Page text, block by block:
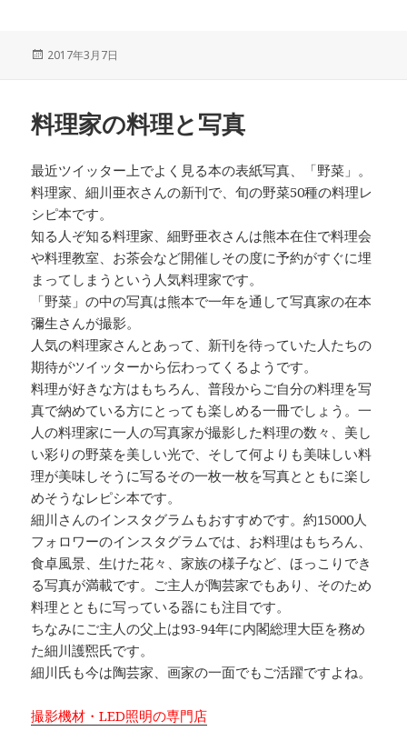
投
2017年3月7日
料理家の料理と写真
最近ツイッター上でよく見る本の表紙写真、「野菜」。
料理家、細川亜衣さんの新刊で、旬の野菜50種の料理レ
シピ本です。
知る人ぞ知る料理家、細野亜衣さんは熊本在住で料理会
や料理教室、お茶会など開催しその度に予約がすぐに埋
まってしまうという人気料理家です。
「野菜」の中の写真は熊本で一年を通して写真家の在本
彌生さんが撮影。
人気の料理家さんとあって、新刊を待っていた人たちの
期待がツイッターから伝わってくるようです。
料理が好きな方はもちろん、普段からご自分の料理を写
真で納めている方にとっても楽しめる一冊でしょう。一
人の料理家に一人の写真家が撮影した料理の数々、美し
い彩りの野菜を美しい光で、そして何よりも美味しい料
理が美味しそうに写るその一枚一枚を写真とともに楽し
めそうなレピシ本です。
細川さんのインスタグラムもおすすめです。約15000人
フォロワーのインスタグラムでは、お料理はもちろん、
食卓風景、生けた花々、家族の様子など、ほっこりでき
る写真が満載です。ご主人が陶芸家でもあり、そのため
料理とともに写っている器にも注目です。
ちなみにご主人の父上は93-94年に内閣総理大臣を務め
た細川護煕氏です。
細川氏も今は陶芸家、画家の一面でもご活躍ですよね。
撮影機材・LED照明の専門店